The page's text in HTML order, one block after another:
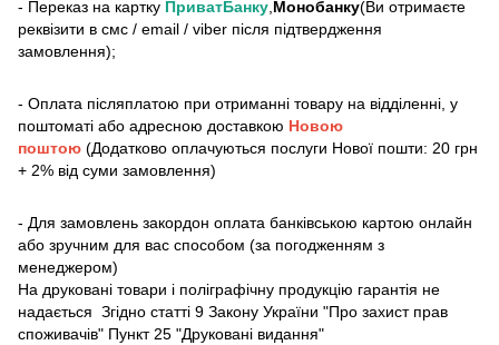
- Переказ на картку ПриватБанку,Монобанку(Ви отримаєте
реквізити в смс / email / viber після підтвердження
замовлення);
- Оплата післяплатою при отриманні товару на відділенні, у
поштоматі або адресною доставкою Новою
поштою (Додатково оплачуються послуги Нової пошти: 20 грн
+ 2% від суми замовлення)
- Для замовлень закордон оплата банківською картою онлайн
або зручним для вас способом (за погодженням з
менеджером)
На друковані товари і поліграфічну продукцію гарантія не
надається Згідно статті 9 Закону України "Про захист прав
споживачів" Пункт 25 "Друковані видання"